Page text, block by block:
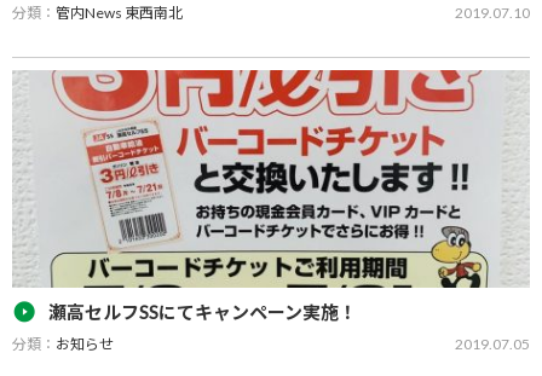
分類： 管内News 東西南北 2019.07.10
農産物直売所「愛菜館」は７月５、６日の２日間、日頃の感謝の気
持ちを込めて七夕フェアーを開催しました。２日間で１４００人以
上が足を運びました。七夕まつりでは、七夕饅頭の無料配布やみそ
すくい、ＪＡ６次化商品の試食・販売など地…
瀬高セルフSSにてキャンペーン実施！
分類： お知らせ 2019.07.05